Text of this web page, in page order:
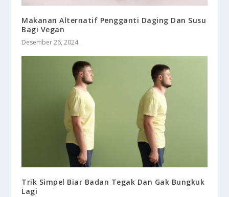
Makanan Alternatif Pengganti Daging Dan Susu
Bagi Vegan
Desember 26, 2024
Trik Simpel Biar Badan Tegak Dan Gak Bungkuk
Lagi